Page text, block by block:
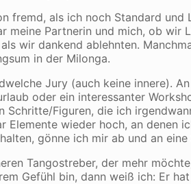
fremd, als ich noch Standard und
meine Partnerin und mich, ob wir
wir dankend ablehnten.
in der Milonga.
Jury (auch keine innere).
oder ein interessanter
Figuren, die ich
Elemente wieder hoch, an denen
gönne ich mir ab und an
Tangostreber, der mehr
Gefühl bin, dann weiß ich: Er